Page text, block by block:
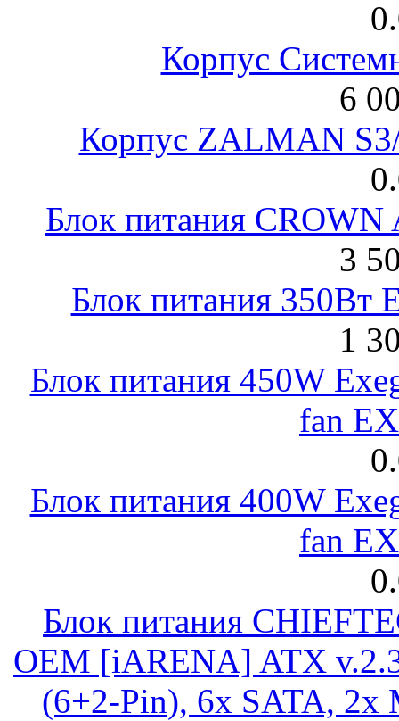
Корпус
6
Корпус ZALMAN
Блок питания
3
Блок питания 350Вт
1
Блок питания 450W
fan
Блок питания 400W
fan
Блок питания
OEM [iARENA] ATX
(6+2-Pin), 6x SATA, 2x